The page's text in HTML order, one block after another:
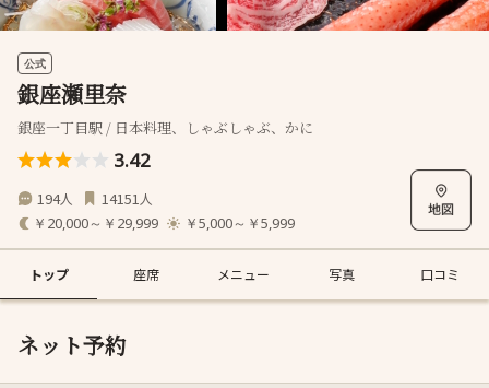
公式
銀座瀬里奈
銀座一丁目駅 / 日本料理、しゃぶしゃぶ、かに
3.42
194人 14151人
￥20,000～￥29,999 ￥5,000～￥5,999
トップ 座席 メニュー 写真 口コミ
ネット予約